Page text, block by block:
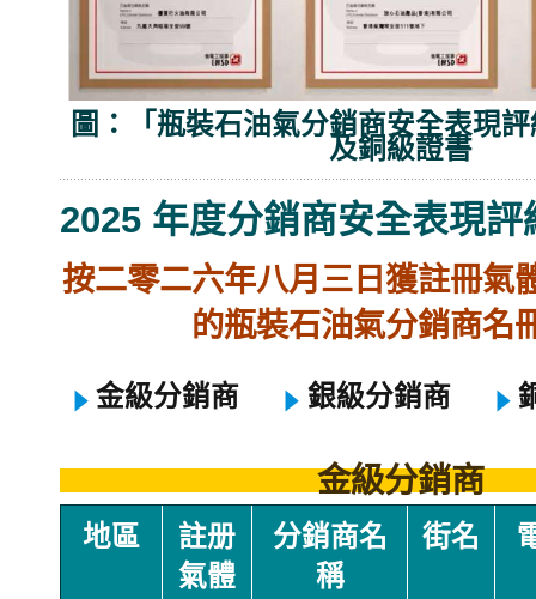
圖：「瓶裝石油氣分銷商安全表現
及銅級證書
2025 年度分銷商安全表現評
按二零二六年八月三日獲註冊氣
的瓶裝石油氣分銷商名
金級分銷商 銀級分銷商
金級分銷商
地區
註册
氣體
分銷商名
稱
街名